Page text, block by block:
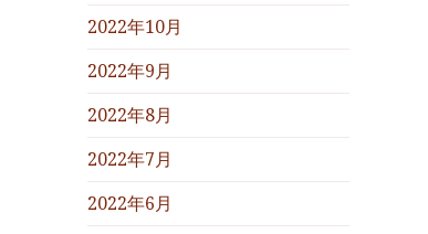
2022年10月
2022年9月
2022年8月
2022年7月
2022年6月